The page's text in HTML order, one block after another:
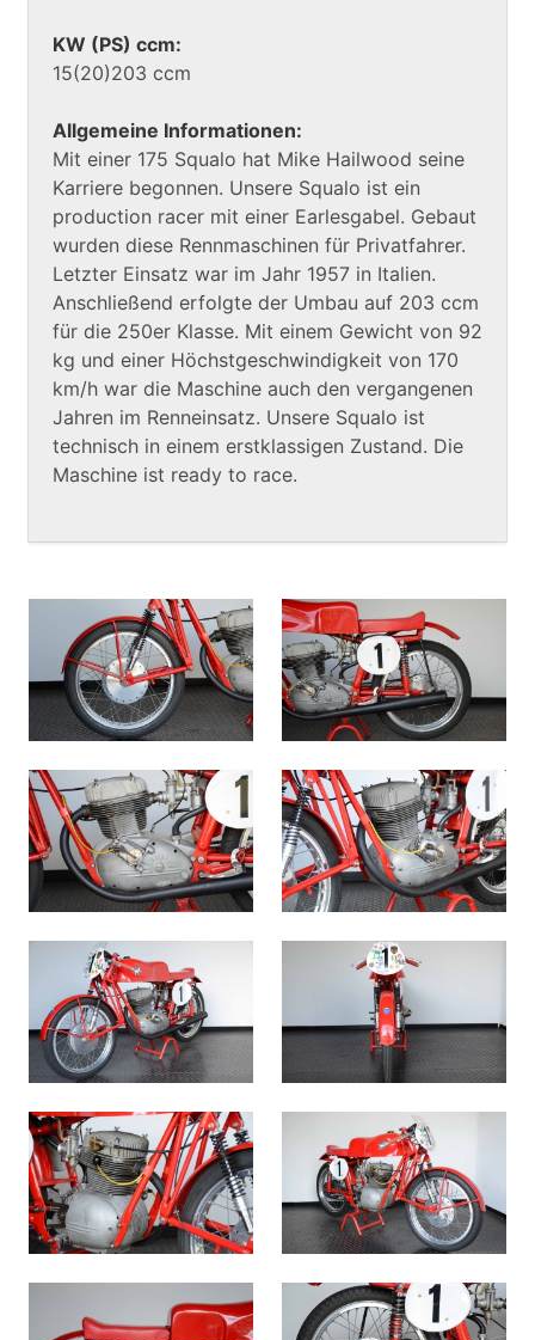
KW (PS) ccm:
15(20)203 ccm
Allgemeine Informationen:
Mit einer 175 Squalo hat Mike Hailwood seine
Karriere begonnen. Unsere Squalo ist ein
production racer mit einer Earlesgabel. Gebaut
wurden diese Rennmaschinen für Privatfahrer.
Letzter Einsatz war im Jahr 1957 in Italien.
Anschließend erfolgte der Umbau auf 203 ccm
für die 250er Klasse. Mit einem Gewicht von 92
kg und einer Höchstgeschwindigkeit von 170
km/h war die Maschine auch den vergangenen
Jahren im Renneinsatz. Unsere Squalo ist
technisch in einem erstklassigen Zustand. Die
Maschine ist ready to race.